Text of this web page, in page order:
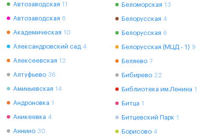
Автозаводская 11
Автозаводская 6
Академическая 10
Александровский сад 4
Алексеевская 12
Алтуфьево 36
Аминьевская 14
Андроновка 1
Аникеевка 4
Аннино 30
Беломорская 13
Белорусская 4
Белорусская 6
Белорусская (МЦД - 1) 9
Беляево 7
Бибирево 22
Библиотека им.Ленина 1
Битца 1
Битцевский Парк 1
Борисово 4